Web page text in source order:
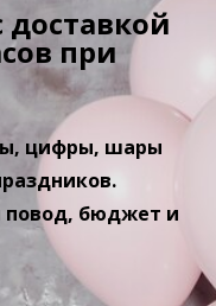
при
цифры, шары
повод, бюджет и